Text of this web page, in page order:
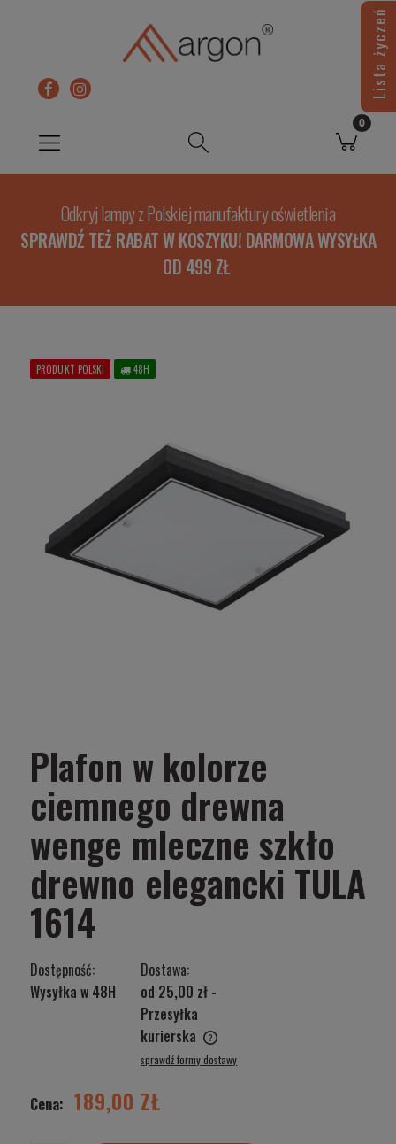
Odkryj lampy z Polskiej manufaktury oświetlenia
SPRAWDŹ TEŻ RABAT W KOSZYKU! DARMOWA WYSYŁKA
OD 499 ZŁ
PRODUKT POLSKI 48H
Plafon w kolorze
ciemnego drewna
wenge mleczne szkło
drewno elegancki TULA
1614
Dostępność:
Wysyłka w 48H
Dostawa:
od 25,00 zł -
Przesyłka
kurierska
Cena nie zawiera ewentualnych kosztów płatności
sprawdź formy dostawy
Cena: 189,00 ZŁ
Lista życzeń